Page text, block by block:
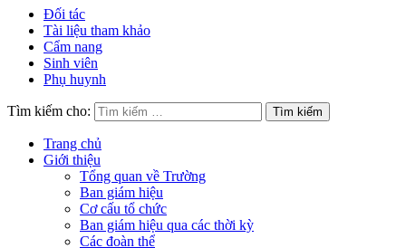
Đối tác
Tài liệu tham khảo
Cẩm nang
Sinh viên
Phụ huynh
Tìm kiếm cho:
Trang chủ
Giới thiệu
Tổng quan về Trường
Ban giám hiệu
Cơ cấu tổ chức
Ban giám hiệu qua các thời kỳ
Các đoàn thể